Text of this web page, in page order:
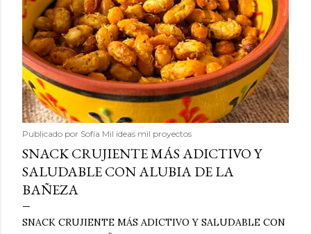
Publicado por Sofía Mil ideas mil proyectos
SNACK CRUJIENTE MÁS ADICTIVO Y
SALUDABLE CON ALUBIA DE LA
BAÑEZA
SNACK CRUJIENTE MÁS ADICTIVO Y SALUDABLE CON